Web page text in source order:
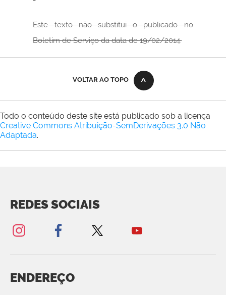
Este texto não substitui o publicado no
Boletim de Serviço da data de 19/02/2014.
VOLTAR AO TOPO
Todo o conteúdo deste site está publicado sob a licença
Creative Commons Atribuição-SemDerivações 3.0 Não
Adaptada.
REDES SOCIAIS
ENDEREÇO